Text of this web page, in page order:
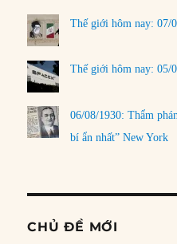
Thế giới hôm nay: 07/
Thế giới hôm nay: 05/
06/08/1930: Thẩm
bí ẩn nhất” New York
CHỦ ĐỀ MỚI